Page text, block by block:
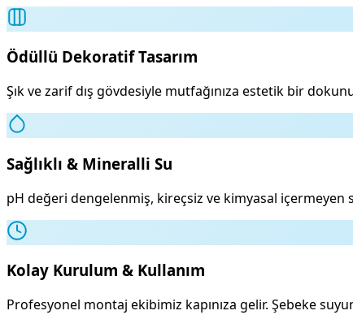
Ödüllü Dekoratif Tasarım
Şık ve zarif dış gövdesiyle mutfağınıza estetik bir
Sağlıklı & Mineralli Su
pH değeri dengelenmiş, kireçsiz ve kimyasal
Kolay Kurulum & Kullanım
Profesyonel montaj ekibimiz kapınıza gelir. Şebeke